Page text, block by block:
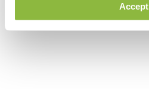
Accept